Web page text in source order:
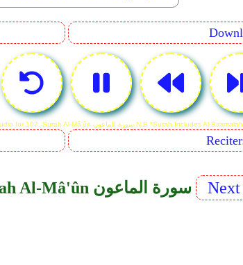
Reciting Mutarjamah Translation Audio for 107. Surah Al-Mâ'ûn سورة الماعون N.B *Surah Includes Al-Basmalah
107. Surah Al-Mâ'ûn سورة الماعون Next